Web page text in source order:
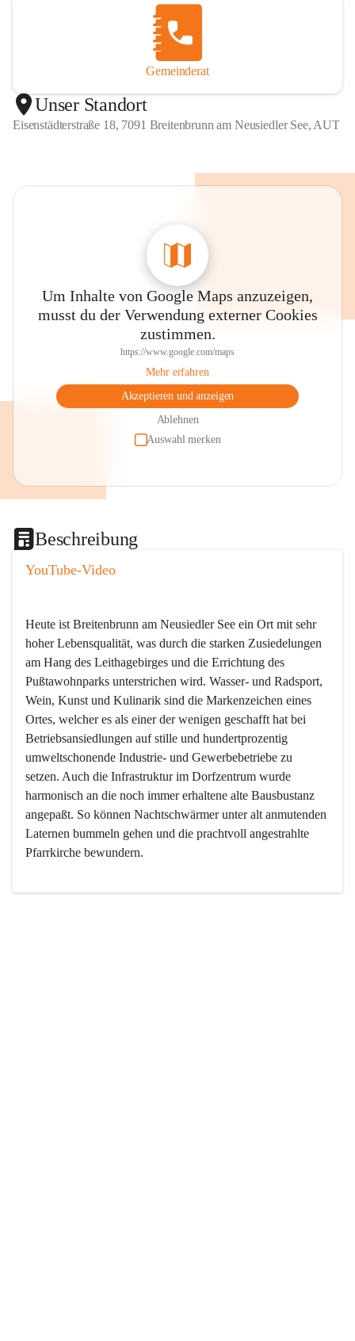
Gemeinderat
Unser Standort
Eisenstädterstraße 18, 7091 Breitenbrunn am Neusiedler See, AUT
Um Inhalte von Google Maps anzuzeigen,
musst du der Verwendung externer Cookies
zustimmen.
https://www.google.com/maps
Mehr erfahren
Akzeptieren und anzeigen
Ablehnen
Auswahl merken
Beschreibung
YouTube-Video
Heute ist Breitenbrunn am Neusiedler See ein Ort mit sehr
hoher Lebensqualität, was durch die starken Zusiedelungen
am Hang des Leithagebirges und die Errichtung des
Pußtawohnparks unterstrichen wird. Wasser- und Radsport,
Wein, Kunst und Kulinarik sind die Markenzeichen eines
Ortes, welcher es als einer der wenigen geschafft hat bei
Betriebsansiedlungen auf stille und hundertprozentig
umweltschonende Industrie- und Gewerbebetriebe zu
setzen. Auch die Infrastruktur im Dorfzentrum wurde
harmonisch an die noch immer erhaltene alte Bausbustanz
angepaßt. So können Nachtschwärmer unter alt anmutenden
Laternen bummeln gehen und die prachtvoll angestrahlte
Pfarrkirche bewundern.
Der Weinbau dominert heute nicht mehr, ist aber integrativer